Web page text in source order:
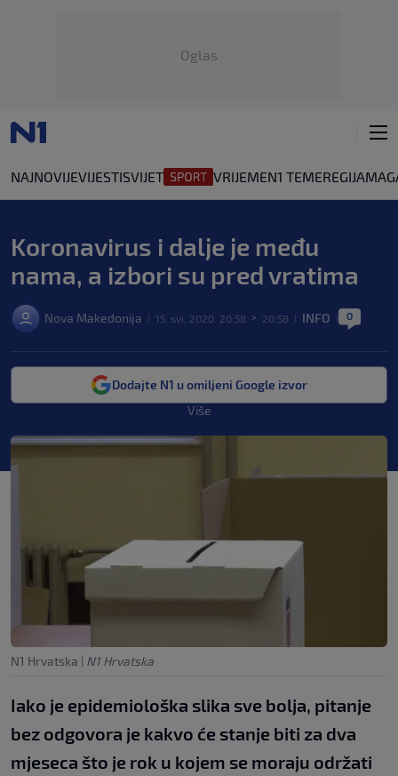
Oglas
NAJNOVIJEVIJESTISVIJET VRIJEMEN1 TEMEREGIJA
Koronavirus i dalje je među
nama, a izbori su pred vratima
Nova Makedonija 15. svi. 2020. 20:58 > 20:58 INFO 0
Dodajte N1 u omiljeni Google izvor
Više
N1 Hrvatska | N1 Hrvatska
Iako je epidemiološka slika sve bolja, pitanje
bez odgovora je kakvo će stanje biti za dva
mjeseca što je rok u kojem se moraju održati